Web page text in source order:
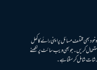
بھی مختلف مسائل پر اپنی رائے کا کھل
کریں۔ جو بھی ویب سائٹ پر لکھنے
شامل کرسکتا ہے۔